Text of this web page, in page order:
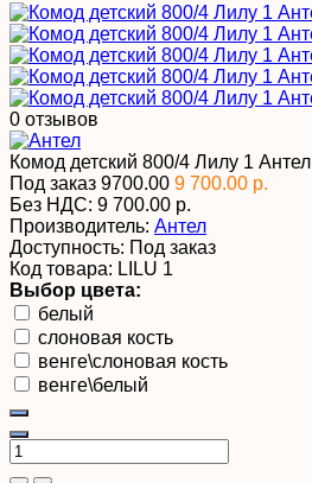
0 отзывов
Комод детский 800/4 Лилу 1 Антел
Под заказ 9700.00 9 700.00 р.
Без НДС: 9 700.00 р.
Производитель: Антел
Доступность: Под заказ
Код товара: LILU 1
Выбор цвета:
белый
слоновая кость
венге\слоновая кость
венге\белый